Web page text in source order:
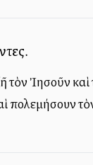
Ἰησοῦν καὶ
πολεμήσουν